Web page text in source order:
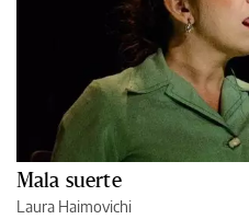
Mala suerte
Laura Haimovichi